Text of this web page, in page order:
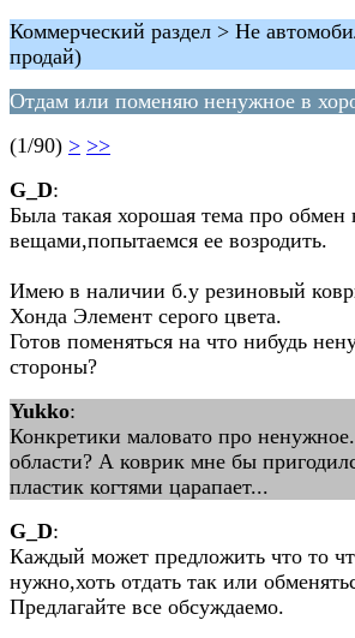
Коммерческий раздел > Не
продай)
Отдам или поменяю ненужное в
(1/90) > >>
G_D:
Была такая хорошая тема про
вещами,попытаемся ее возродить.
Имею в наличии б.у резиновый
Хонда Элемент серого цвета.
Готов поменяться на что нибудь
стороны?
Yukko:
Конкретики маловато про
области? А коврик мне бы
пластик когтями царапает...
G_D:
Каждый может предложить что то
нужно,хоть отдать так или
Предлагайте все обсуждаемо.